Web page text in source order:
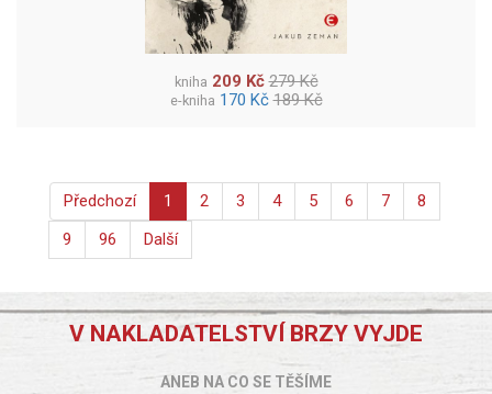
kniha 209 Kč 279 Kč
e-kniha 170 Kč 189 Kč
Předchozí 1 2 3 4 5 6 7
8
9
96 Další
V NAKLADATELSTVÍ BRZY VYJDE
ANEB NA CO SE TĚŠÍME